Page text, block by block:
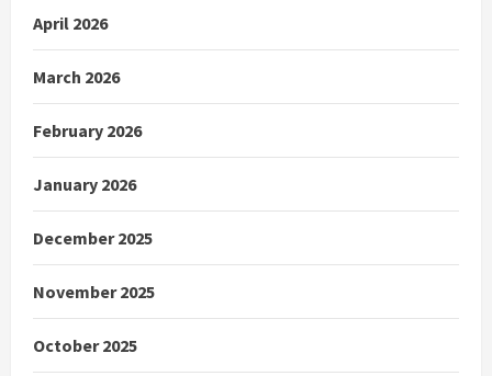
April 2026
March 2026
February 2026
January 2026
December 2025
November 2025
October 2025